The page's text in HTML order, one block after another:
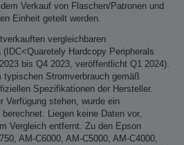
Verkauf von Flaschen/Patronen und
Einheit geteilt werden.
vergleichbaren
Hardcopy Peripherals
bis Q4 2023, veröffentlicht Q1 2024).
typischen Stromverbrauch gemäß
Spezifikationen der Hersteller.
Verfügung stehen, wurde ein
Liegen keine Daten vor,
Vergleich entfernt. Zu den Epson
AM-C6000, AM-C5000, AM-C4000,